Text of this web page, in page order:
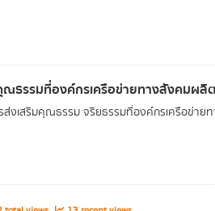
ธรรมที่องค์กรเครือข่ายทางสังคมผลิ
งเสริมคุณธรรม จริยธรรมที่องค์กรเครือข่าย